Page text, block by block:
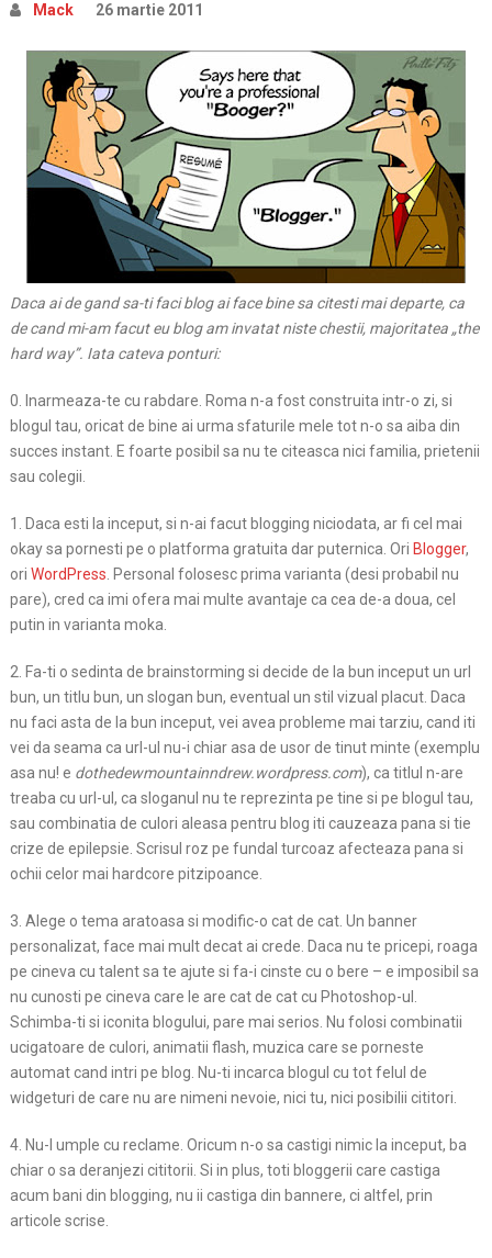
Mack 26 martie 2011
Daca ai de gand sa-ti faci blog ai face bine sa citesti mai departe, ca
de cand mi-am facut eu blog am invatat niste chestii, majoritatea „the
hard way”. Iata cateva ponturi:
0. Inarmeaza-te cu rabdare. Roma n-a fost construita intr-o zi, si
blogul tau, oricat de bine ai urma sfaturile mele tot n-o sa aiba din
succes instant. E foarte posibil sa nu te citeasca nici familia, prietenii
sau colegii.
1. Daca esti la inceput, si n-ai facut blogging niciodata, ar fi cel mai
okay sa pornesti pe o platforma gratuita dar puternica. Ori Blogger,
ori WordPress . Personal folosesc prima varianta (desi probabil nu
pare), cred ca imi ofera mai multe avantaje ca cea de-a doua, cel
putin in varianta moka.
2. Fa-ti o sedinta de brainstorming si decide de la bun inceput un url
bun, un titlu bun, un slogan bun, eventual un stil vizual placut. Daca
nu faci asta de la bun inceput, vei avea probleme mai tarziu, cand iti
vei da seama ca url-ul nu-i chiar asa de usor de tinut minte (exemplu
asa nu! e dothedewmountainndrew.wordpress.com), ca titlul n-are
treaba cu url-ul, ca sloganul nu te reprezinta pe tine si pe blogul tau,
sau combinatia de culori aleasa pentru blog iti cauzeaza pana si tie
crize de epilepsie. Scrisul roz pe fundal turcoaz afecteaza pana si
ochii celor mai hardcore pitzipoance.
3. Alege o tema aratoasa si modific-o cat de cat. Un banner
personalizat, face mai mult decat ai crede. Daca nu te pricepi, roaga
pe cineva cu talent sa te ajute si fa-i cinste cu o bere – e imposibil sa
nu cunosti pe cineva care le are cat de cat cu Photoshop-ul.
Schimba-ti si iconita blogului, pare mai serios. Nu folosi combinatii
ucigatoare de culori, animatii flash, muzica care se porneste
automat cand intri pe blog. Nu-ti incarca blogul cu tot felul de
widgeturi de care nu are nimeni nevoie, nici tu, nici posibilii cititori.
4. Nu-l umple cu reclame. Oricum n-o sa castigi nimic la inceput, ba
chiar o sa deranjezi cititorii. Si in plus, toti bloggerii care castiga
acum bani din blogging, nu ii castiga din bannere, ci altfel, prin
articole scrise.